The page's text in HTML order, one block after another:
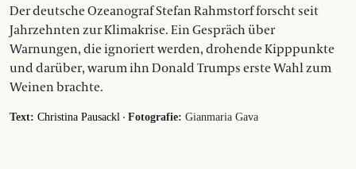
Der deutsche Ozeanograf Stefan Rahmstorf forscht seit
Jahrzehnten zur Klimakrise. Ein Gespräch über
Warnungen, die ignoriert werden, drohende Kipppunkte
und darüber, warum ihn Donald Trumps erste Wahl zum
Weinen brachte.
Text: Christina Pausackl · Fotografie: Gianmaria Gava